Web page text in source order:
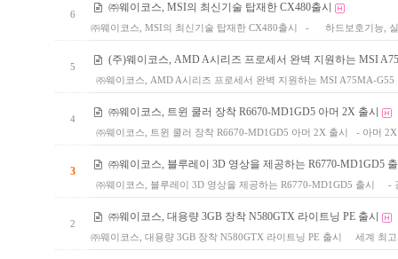
6
㈜웨이코스, MSI의 최신기술 탑재한 CX480출시
㈜웨이코스, MSI의 최신기술 탑재한 CX480출시 - 하드보호기능,
5
(주)웨이코스, AMD A시리즈 프로세서 완벽 지원하는 MSI
㈜웨이코스, AMD A시리즈 프로세서 완벽 지원하는 MSI A75MA-
4
㈜웨이코스, 트윈 쿨러 장착 R6670-MD1GD5 아머 2X 출시
㈜웨이코스, 트윈 쿨러 장착 R6670-MD1GD5 아머 2X 출시 - 아머
3
㈜웨이코스, 블루레이 3D 영상을 제공하는 R6770-MD1GD5
㈜웨이코스, 블루레이 3D 영상을 제공하는 R6770-MD1GD5 출시 -
2
㈜웨이코스, 대용량 3GB 장착 N580GTX 라이트닝 PE 출시
㈜웨이코스, 대용량 3GB 장착 N580GTX 라이트닝 PE 출시 세계 최